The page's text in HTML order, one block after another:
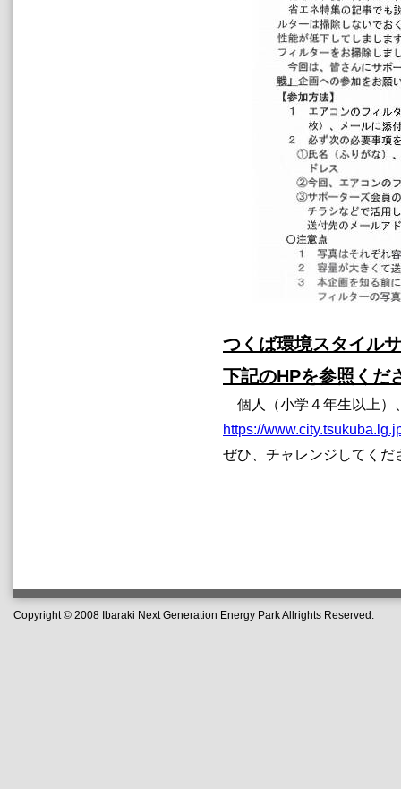
つくば環境スタイル
下記のHPを参照くだ
個人（小学４年生以上）
https://
ぜひ、チャレンジしてくだ
Copyright © 2008 Ibaraki Next Generation Energy Park Allrights Reserved.